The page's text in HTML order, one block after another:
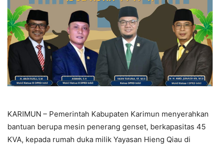
KARIMUN – Pemerintah Kabupaten Karimun menyerahkan
bantuan berupa mesin penerang genset, berkapasitas 45
KVA, kepada rumah duka milik Yayasan Hieng Qiau di